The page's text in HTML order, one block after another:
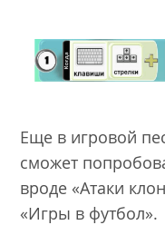
Еще в игровой
сможет
вроде «Атаки
«Игры в футбол».